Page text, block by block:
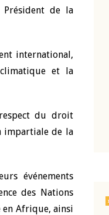
de la
international,
et la
du droit
impartiale de la
événements
des Nations
Afrique, ainsi